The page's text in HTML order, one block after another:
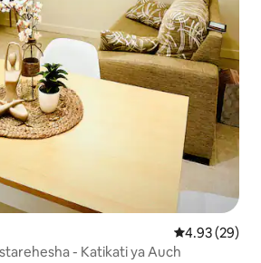
Ukadiriaji wa
4.93 (29)
- Katikati ya Auch